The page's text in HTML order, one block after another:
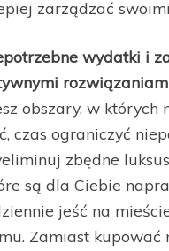
zarządzać
wydatki i
obszary, w których
czas ograniczyć
zbędne
są dla Ciebie
jeść na
Zamiast kupować